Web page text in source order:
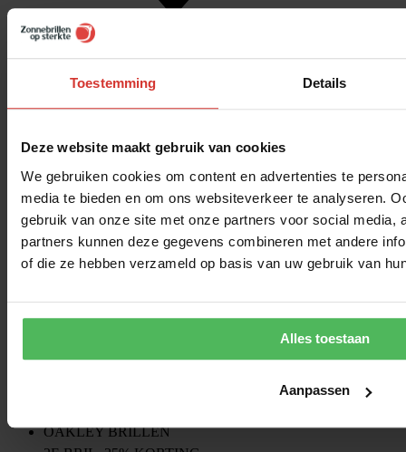
Toestemming Details
Deze website maakt gebruik van cookies
We gebruiken cookies om content en advertenties te
media te bieden en om ons websiteverkeer te analyseren.
gebruik van onze site met onze partners voor social media,
partners kunnen deze gegevens combineren met andere
of die ze hebben verzameld op basis van uw gebruik van
Alles toestaan
Aanpassen
Gratis verzenden & retourneren
Deskundig advies?
Onze opticiens adviseren graag.
ONZE ACTIES
OAKLEY BRILLEN